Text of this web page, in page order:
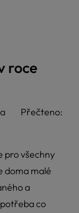
roce
Přečteno:
pro všechny
doma malé
a
co